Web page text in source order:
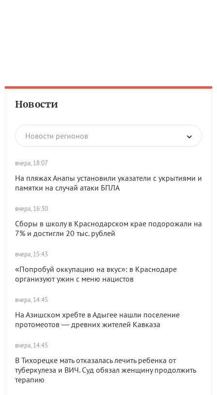
Новости
Новости регионов
вчера, 18:07
На пляжах Анапы установили указатели с укрытиями и
памятки на случай атаки БПЛА
вчера, 16:30
Сборы в школу в Краснодарском крае подорожали на
7% и достигли 20 тыс. рублей
вчера, 15:43
«Попробуй оккупацию на вкус»: в Краснодаре
организуют ужин с меню нацистов
вчера, 14:45
На Азишском хребте в Адыгее нашли поселение
протомеотов — древних жителей Кавказа
вчера, 14:45
В Тихорецке мать отказалась лечить ребенка от
туберкулеза и ВИЧ. Суд обязал женщину продолжить
терапию